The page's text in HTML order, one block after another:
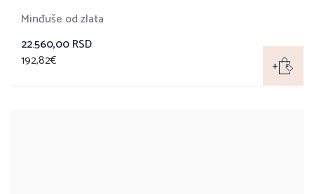
Minđuše od zlata
22.560,00 RSD
192,82€ +